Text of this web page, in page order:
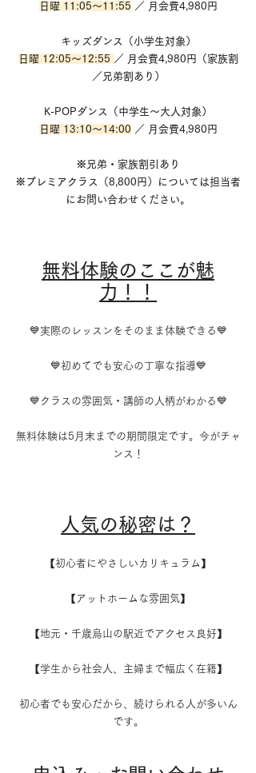
日曜 11:05～11:55 ／ 月会費4,980円
キッズダンス（小学生対象）
日曜 12:05～12:55 ／ 月会費4,980円（家族割
／兄弟割あり）
K-POPダンス（中学生～大人対象）
日曜 13:10～14:00 ／ 月会費4,980円
※兄弟・家族割引あり
※プレミアクラス（8,800円）については担当者
にお問い合わせください。
無料体験のここが魅
力！！
💙実際のレッスンをそのまま体験できる💙
💙初めてでも安心の丁寧な指導💙
💙クラスの雰囲気・講師の人柄がわかる💙
無料体験は5月末までの期間限定です。今がチャ
ンス！
人気の秘密は？
【初心者にやさしいカリキュラム】
【アットホームな雰囲気】
【地元・千歳烏山の駅近でアクセス良好】
【学生から社会人、主婦まで幅広く在籍】
初心者でも安心だから、続けられる人が多いん
です。